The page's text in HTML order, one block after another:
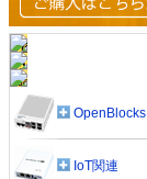
OpenBlocks
IoT関連